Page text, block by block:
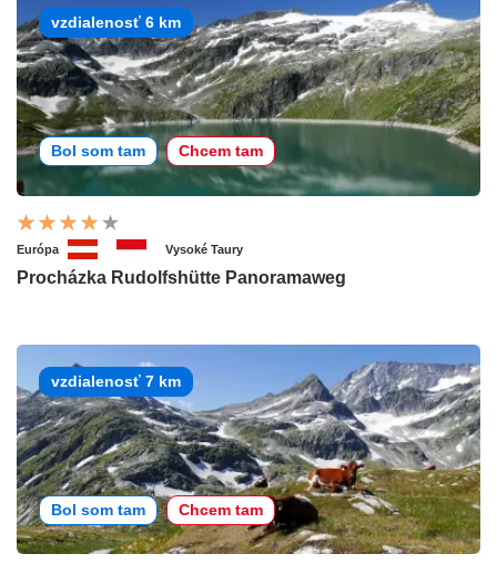
vzdialenosť 6 km
Bol som tam Chcem tam
Európa Vysoké Taury
Procházka Rudolfshütte Panoramaweg
vzdialenosť 7 km
Bol som tam Chcem tam